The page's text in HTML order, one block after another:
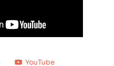
YouTube